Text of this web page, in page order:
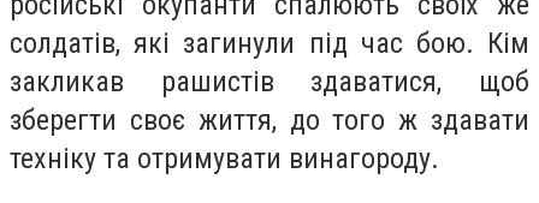
солдатів, які загинули під час бою. Кім
закликав рашистів здаватися, щоб
зберегти своє життя, до того ж здавати
техніку та отримувати винагороду.